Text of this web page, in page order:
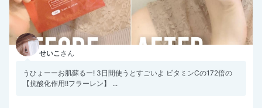
せいこさん
うひょーーお肌蘇るー! 3日間使うとすごいよ ビタミンCの172倍の
【抗酸化作用!!フラーレン】 ...